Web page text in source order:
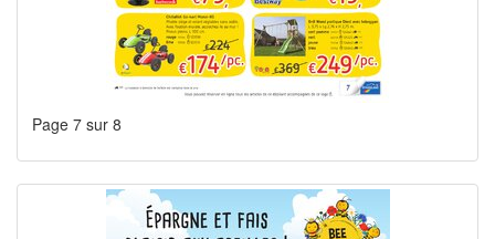
Page 7 sur 8